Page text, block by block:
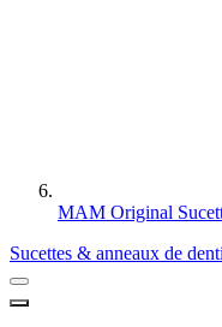
MAM Original
Sucettes & anneaux de